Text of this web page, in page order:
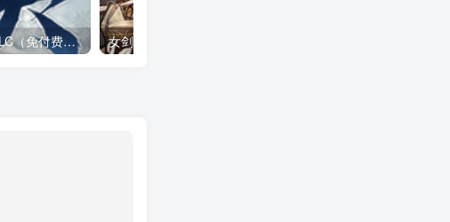
下一站江湖2 全DLC（免付费解锁完整版）Steam移植